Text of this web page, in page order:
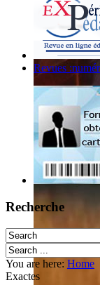
Revues
Recherche
You are here: Home
Exactes